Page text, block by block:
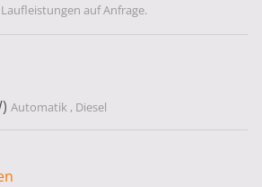
auf Anfrage.
Automatik , Diesel